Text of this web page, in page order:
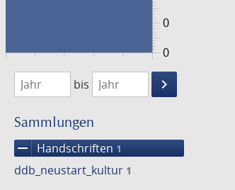
0
0
1474
1475
bis
keyboard_arrow_right
Suche
Sammlungen
remove Handschriften 1
ddb_neustart_kultur 1